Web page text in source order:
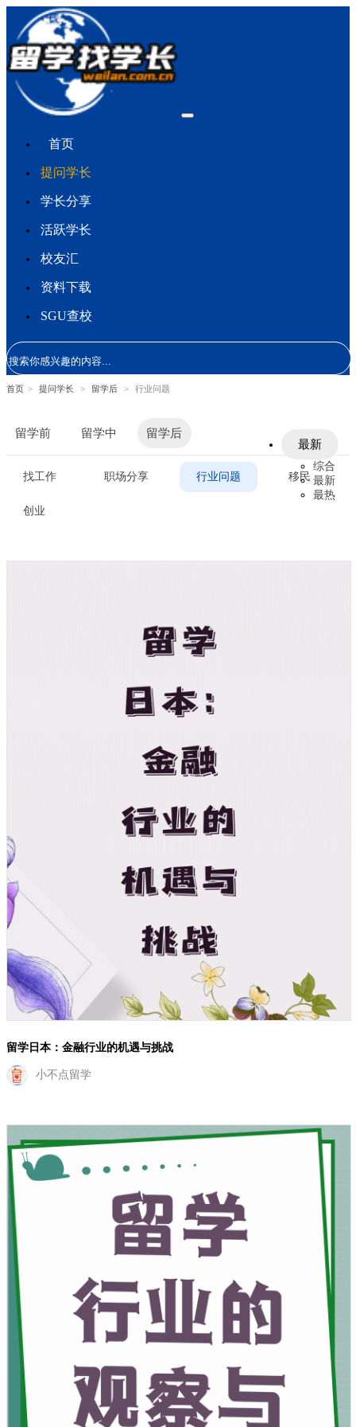
首页
提问学长
学长分享
活跃学长
校友汇
资料下载
SGU查校
首页 > 提问学长 > 留学后 > 行业问题
留学前 留学中
留学后
最新
综合
最新
最热
找工作 职场分享 行业问题 移民
创业
留学日本：金融行业的机遇与挑战
小不点留学